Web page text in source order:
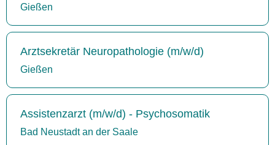
Gießen
Arztsekretär Neuropathologie (m/w/d)
Gießen
Assistenzarzt (m/w/d) - Psychosomatik
Bad Neustadt an der Saale